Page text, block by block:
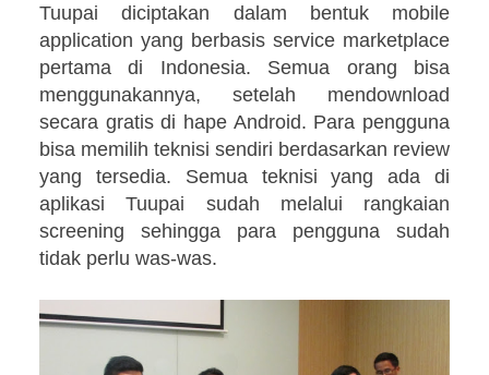
Tuupai diciptakan dalam bentuk mobile
application yang berbasis service marketplace
pertama di Indonesia. Semua orang bisa
menggunakannya, setelah mendownload
secara gratis di hape Android. Para pengguna
bisa memilih teknisi sendiri berdasarkan review
yang tersedia. Semua teknisi yang ada di
aplikasi Tuupai sudah melalui rangkaian
screening sehingga para pengguna sudah
tidak perlu was-was.